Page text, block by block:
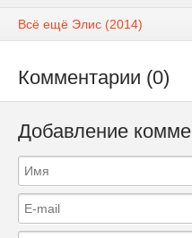
Всё ещё Элис (2014)
Комментарии (0)
Добавление